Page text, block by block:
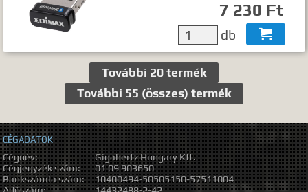
7 230 Ft
db 
További 20 termék
További 55 (összes) termék
CÉGADATOK
Cégnév:
Gigahertz Hungary Kft.
Cégjegyzék szám:
01 09 903650
Bankszámla szám:
10400494-50505150-57511004